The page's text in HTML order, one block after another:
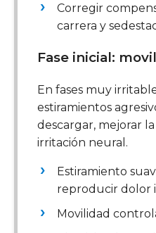
Corregir
carrera y
Fase inicial:
En fases muy
estiramientos
descargar, mejorar
irritación neural.
Estiramiento
reproducir dolor
Movilidad